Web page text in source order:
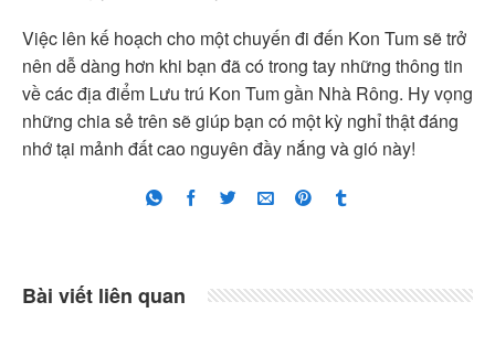
Việc lên kế hoạch cho một chuyến đi đến Kon Tum sẽ trở
nên dễ dàng hơn khi bạn đã có trong tay những thông tin
về các địa điểm Lưu trú Kon Tum gần Nhà Rông. Hy vọng
những chia sẻ trên sẽ giúp bạn có một kỳ nghỉ thật đáng
nhớ tại mảnh đất cao nguyên đầy nắng và gió này!
Bài viết liên quan